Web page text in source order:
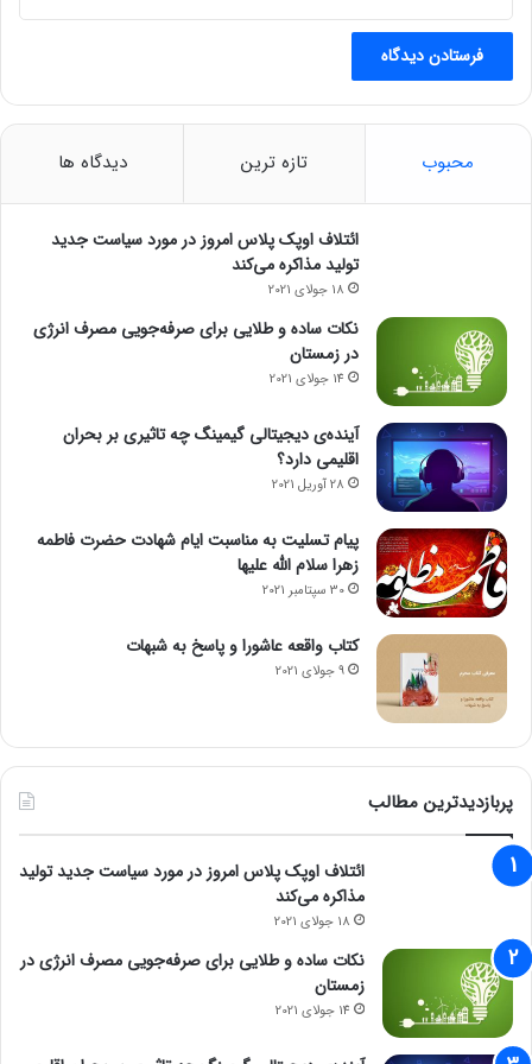
بی‌ام‌و X۵ پلاگین هیبرید مدل ۲۰۲۵ با برد ۶۲ کیلومتری در حالت شارژ
کامل باتری، و با برد کلی ۷۰۷ کیلومتری با باک پر بنزین عرضه
جاده‌ای است که تا به حال تولید شده است.
قابلیت اطمینان بی‌ام‌و X۵ ۲۰۲۴
امتیاز کیفیت و قابلیت اطمینان ۸۲/۱۰۰
هزینه‌های نگهداری سالانه: ۱۱۶۶ دلار معادل ۷۰ میلیون تومان
میلیون تومان
۲. هوندا CR-V e:FCEV با امتیاز ۸۲/۱۰۰
محبوب تازه ترین دیدگاه ها
ائتلاف اوپک پلاس امروز در مورد سیاست جدید
تولید مذاکره می‌کند
18 جولای 2021
نکات ساده و طلایی برای صرفه‌جویی مصرف انرژی
در زمستان
14 جولای 2021
آینده‌ی دیجیتالی گیمینگ چه تاثیری بر بحران
اقلیمی دارد؟
28 آوریل 2021
پیام تسلیت به مناسبت ایام شهادت حضرت فاطمه
زهرا سلام الله علیها
30 سپتامبر 2021
کتاب واقعه عاشورا و پاسخ به شبهات
9 جولای 2021
پربازدیدترین مطالب
ائتلاف اوپک پلاس امروز در مورد سیاست جدید تولید
مذاکره می‌کند
18 جولای 2021
نکات ساده و طلایی برای صرفه‌جویی مصرف انرژی در
زمستان
14 جولای 2021